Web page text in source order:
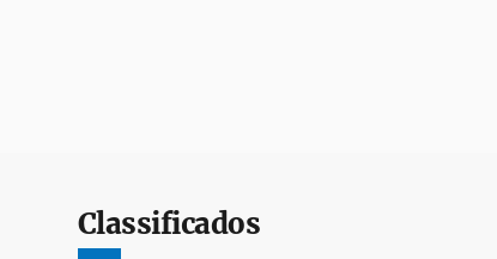
Classificados